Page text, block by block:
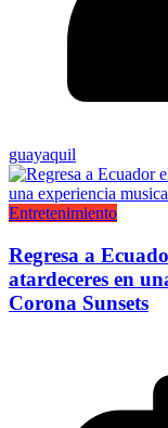
guayaquil
Entretenimiento
Regresa a
atardeceres en
Corona Sunsets